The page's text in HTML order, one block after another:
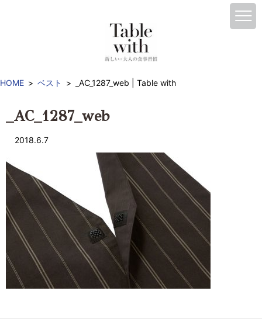
HOME ベスト _AC_1287_web | Table with
_AC_1287_web
2018.6.7